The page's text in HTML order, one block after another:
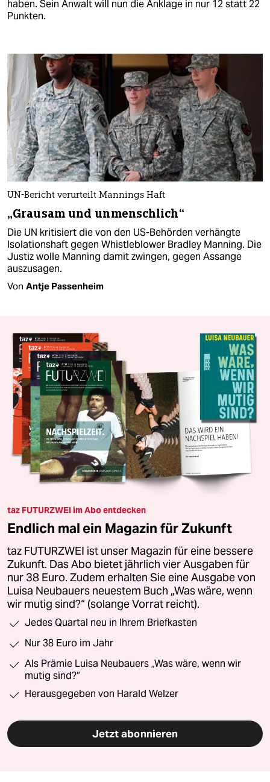
haben. Sein Anwalt will nun die Anklage in nur 12 statt 22
Punkten.
UN-Bericht verurteilt Mannings Haft
„Grausam und unmenschlich“
Die UN kritisiert die von den US-Behörden verhängte
Isolationshaft gegen Whistleblower Bradley Manning. Die
Justiz wolle Manning damit zwingen, gegen Assange
auszusagen.
Von Antje Passenheim
taz FUTURZWEI im Abo entdecken
Endlich mal ein Magazin für Zukunft
taz FUTURZWEI ist unser Magazin für eine bessere
Zukunft. Das Abo bietet jährlich vier Ausgaben für
nur 38 Euro. Zudem erhalten Sie eine Ausgabe von
Luisa Neubauers neuestem Buch „Was wäre, wenn
wir mutig sind?“ (solange Vorrat reicht).
Jedes Quartal neu in Ihrem Briefkasten
Nur 38 Euro im Jahr
Als Prämie Luisa Neubauers „Was wäre, wenn wir
mutig sind?“
Herausgegeben von Harald Welzer
Jetzt abonnieren